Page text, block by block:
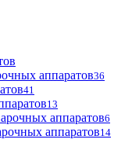
аппаратов36
41
13
аппаратов6
аппаратов14